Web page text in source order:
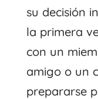
su decisión
la primera
con un
amigo o un
prepararse